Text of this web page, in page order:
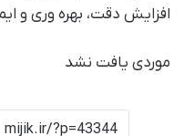
افزایش دقت، بهره وری و
موردی یافت نشد